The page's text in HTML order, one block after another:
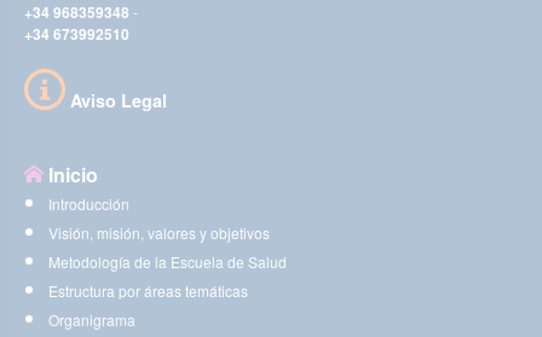
+34 968359348 -
+34 673992510
Aviso Legal
Inicio
Introducción
Visión, misión, valores y objetivos
Metodología de la Escuela de Salud
Estructura por áreas temáticas
Organigrama